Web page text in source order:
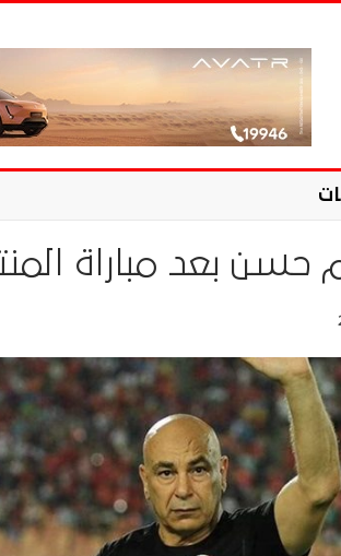
حسن بعد مباراة